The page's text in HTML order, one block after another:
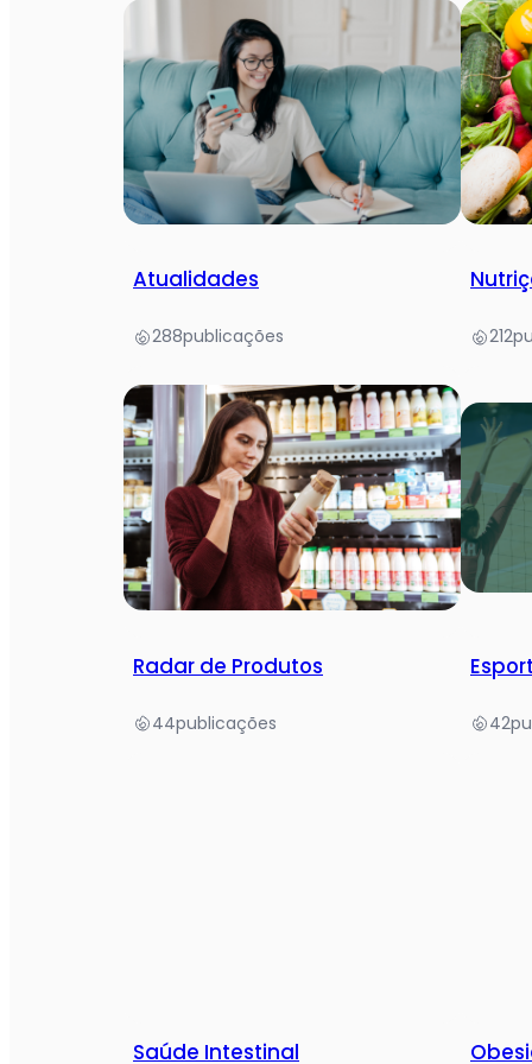
Atualidades
288publicações 212
Radar de Produtos
44publicações 42
Saúde Intestinal